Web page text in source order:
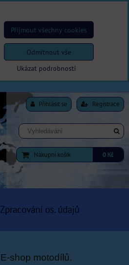
Přihlásit se Registrace
Nákupní košík 0 Kč
Zpracování os. údajů
E-shop motodílů.
Ukázat podrobnosti
Přijmout všechny cookies
Odmítnout vše